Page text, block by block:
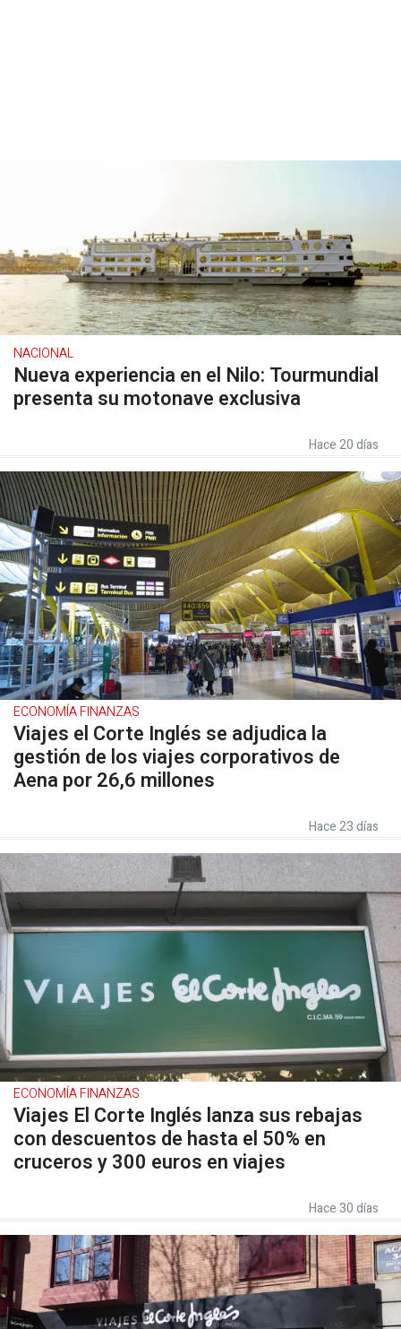
NACIONAL
Nueva experiencia en el Nilo: Tourmundial
presenta su motonave exclusiva
Hace 20 días
ECONOMÍA FINANZAS
Viajes el Corte Inglés se adjudica la
gestión de los viajes corporativos de
Aena por 26,6 millones
Hace 23 días
ECONOMÍA FINANZAS
Viajes El Corte Inglés lanza sus rebajas
con descuentos de hasta el 50% en
cruceros y 300 euros en viajes
Hace 30 días